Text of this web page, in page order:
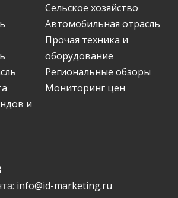
Сельское хозяйство
Автомобильная отрасль
Прочая техника и
оборудование
Региональные обзоры
Мониторинг цен
и
info@id-marketing.ru